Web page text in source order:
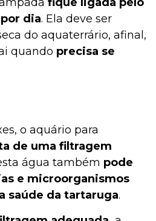
dia. Ela deve ser
do aquaterrário, afinal,
quando precisa se
o aquário para
de uma filtragem
água também pode
e microorganismos
saúde da tartaruga.